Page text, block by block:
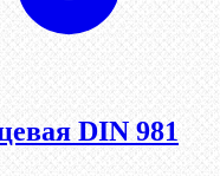
DIN 981